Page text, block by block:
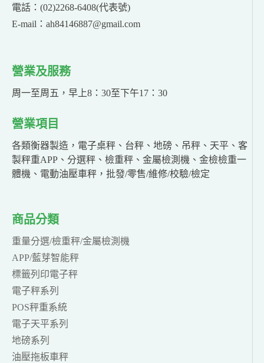
電話：(02)2268-6408(代表號)
E-mail：ah84146887@gmail.com
營業及服務
周一至周五，早上8：30至下午17：30
營業項目
各類衡器製造，電子桌秤、台秤、地磅、吊秤、天平、客
製秤重APP、分選秤、檢重秤、金屬檢測機、金檢檢重一
體機、電動油壓車秤，批發/零售/維修/校驗/檢定
商品分類
重量分選/檢重秤/金屬檢測機
APP/藍芽智能秤
標籤列印電子秤
電子秤系列
POS秤重系統
電子天平系列
地磅系列
油壓拖板車秤